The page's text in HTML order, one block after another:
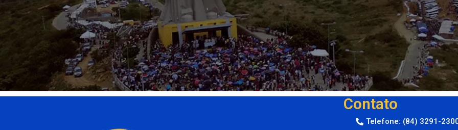
Contato
Telefone: (84) 3291-